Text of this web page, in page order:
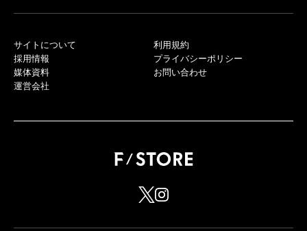
サイトについて
採用情報
媒体資料
運営会社
利用規約
プライバシーポリシー
お問い合わせ